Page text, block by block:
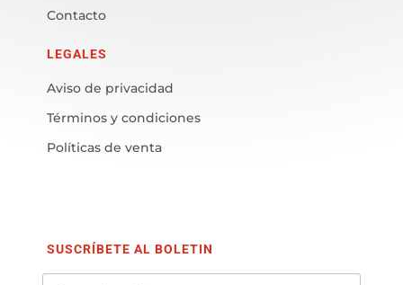
Contacto
LEGALES
Aviso de privacidad
Términos y condiciones
Políticas de venta
SUSCRÍBETE AL BOLETIN